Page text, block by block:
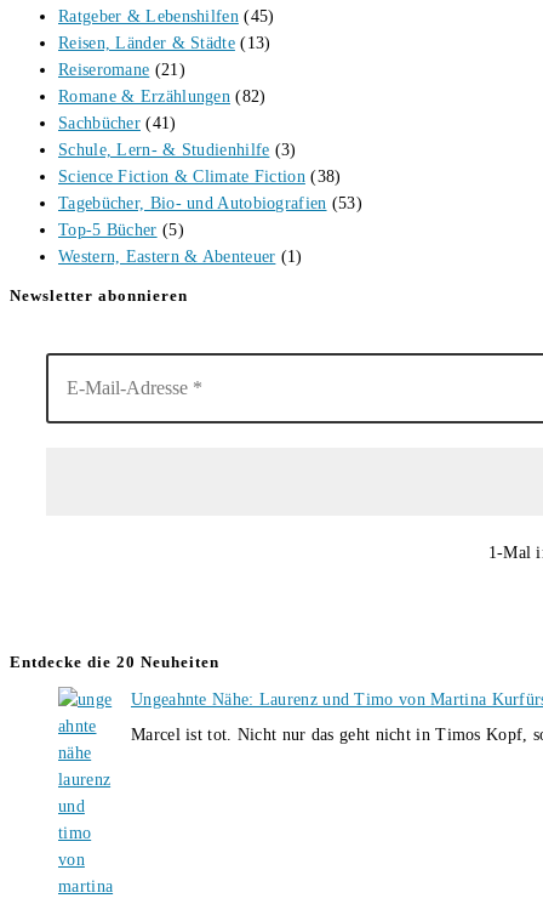
Ratgeber & Lebenshilfen (45)
Reisen, Länder & Städte (13)
Reiseromane (21)
Romane & Erzählungen (82)
Sachbücher (41)
Schule, Lern- & Studienhilfe (3)
Science Fiction & Climate Fiction (38)
Tagebücher, Bio- und Autobiografien (53)
Top-5 Bücher (5)
Western, Eastern & Abenteuer (1)
Newsletter abonnieren
1-Mal
Entdecke die 20 Neuheiten
Ungeahnte Nähe: Laurenz und Timo von Martina
Marcel ist tot. Nicht nur das geht nicht in Timos Kopf,